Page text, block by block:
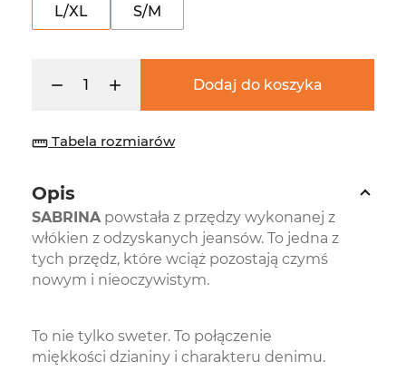
L/XL S/M
Dodaj do koszyka
straighten Tabela rozmiarów
Opis
SABRINA powstała z przędzy wykonanej z
włókien z odzyskanych jeansów. To jedna z
tych przędz, które wciąż pozostają czymś
nowym i nieoczywistym.
To nie tylko sweter. To połączenie
miękkości dzianiny i charakteru denimu.